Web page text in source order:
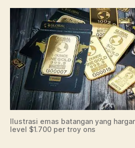
Ilustrasi emas batangan yang
level $1.700 per troy ons